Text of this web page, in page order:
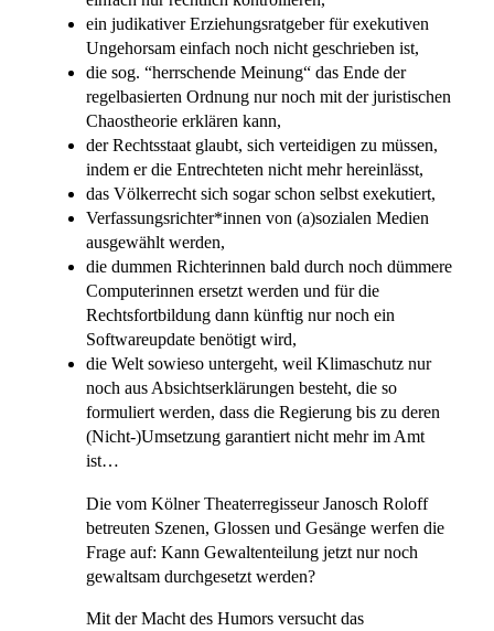
ein judikativer Erziehungsratgeber für exekutiven
Ungehorsam einfach noch nicht geschrieben ist,
die sog. “herrschende Meinung“ das Ende der
regelbasierten Ordnung nur noch mit der juristischen
Chaostheorie erklären kann,
der Rechtsstaat glaubt, sich verteidigen zu müssen,
indem er die Entrechteten nicht mehr hereinlässt,
das Völkerrecht sich sogar schon selbst exekutiert,
Verfassungsrichter*innen von (a)sozialen Medien
ausgewählt werden,
die dummen Richterinnen bald durch noch dümmere
Computerinnen ersetzt werden und für die
Rechtsfortbildung dann künftig nur noch ein
Softwareupdate benötigt wird,
die Welt sowieso untergeht, weil Klimaschutz nur
noch aus Absichtserklärungen besteht, die so
formuliert werden, dass die Regierung bis zu deren
(Nicht-)Umsetzung garantiert nicht mehr im Amt
ist…
Die vom Kölner Theaterregisseur Janosch Roloff
betreuten Szenen, Glossen und Gesänge werfen die
Frage auf: Kann Gewaltenteilung jetzt nur noch
gewaltsam durchgesetzt werden?
Mit der Macht des Humors versucht das